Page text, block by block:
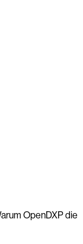
OpenDXP die